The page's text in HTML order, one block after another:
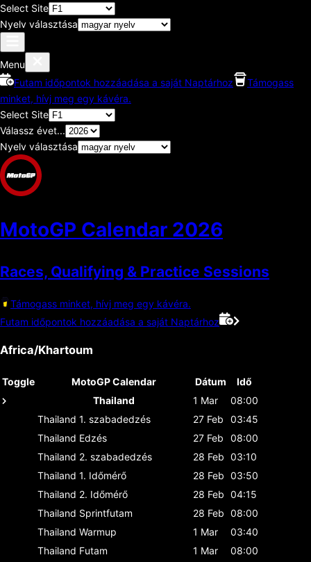
Select Site
Nyelv választása
Menu
Futam időpontok hozzáadása a saját Naptárhoz
Támogass
minket, hívj meg egy kávéra.
Select Site
Válassz évet...
Nyelv választása
MotoGP Calendar 2026
Races, Qualifying & Practice Sessions
Támogass minket, hívj meg egy kávéra.
Futam időpontok hozzáadása a saját Naptárhoz
Africa/Khartoum
Toggle MotoGP Calendar Dátum
Idő
Thailand
1 Mar
08:00
Thailand 1. szabadedzés 27 Feb
03:45
Thailand Edzés 27 Feb
08:00
Thailand 2. szabadedzés 28 Feb 03:10
Thailand 1. Időmérő 28 Feb 03:50
Thailand 2. Időmérő 28 Feb 04:15
Thailand Sprintfutam 28 Feb 08:00
Thailand Warmup 1 Mar
03:40
Thailand Futam 1 Mar
08:00